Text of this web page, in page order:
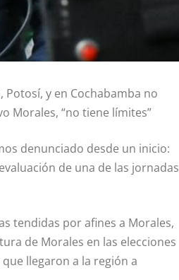
y en Cochabamba no
Morales, “no tiene límites”
denunciado desde un inicio:
de una de las jornadas
tendidas por afines a Morales,
de Morales en las elecciones
que llegaron a la región a